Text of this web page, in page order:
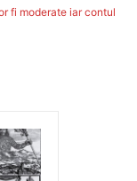
fi moderate iar contul